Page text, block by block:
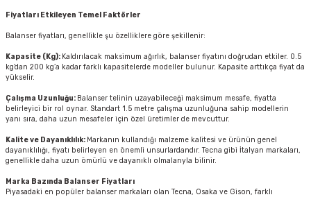
Fiyatları Etkileyen Temel Faktörler
Balanser fiyatları, genellikle şu özelliklere göre şekillenir:
Kapasite (Kg): Kaldırılacak maksimum ağırlık, balanser fiyatını doğrudan etkiler. 0.5
kg’dan 200 kg’a kadar farklı kapasitelerde modeller bulunur. Kapasite arttıkça fiyat da
yükselir.
Çalışma Uzunluğu: Balanser telinin uzayabileceği maksimum mesafe, fiyatta
belirleyici bir rol oynar. Standart 1.5 metre çalışma uzunluğuna sahip modellerin
yanı sıra, daha uzun mesafeler için özel üretimler de mevcuttur.
Kalite ve Dayanıklılık: Markanın kullandığı malzeme kalitesi ve ürünün genel
dayanıklılığı, fiyatı belirleyen en önemli unsurlardandır. Tecna gibi İtalyan markaları,
genellikle daha uzun ömürlü ve dayanıklı olmalarıyla bilinir.
Marka Bazında Balanser Fiyatları
Piyasadaki en popüler balanser markaları olan Tecna, Osaka ve Gison, farklı